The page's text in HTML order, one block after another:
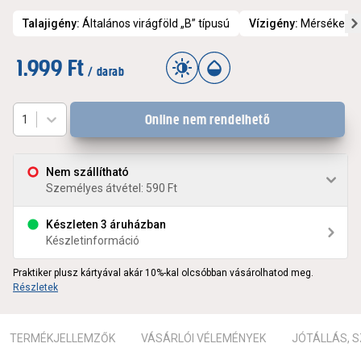
Talajigény: Általános virágföld „B” típusú Vízigény: Mérsékelt
1.999 Ft / darab
Nem szállítható
Személyes átvétel: 590 Ft
Készleten 3 áruházban
Készletinformáció
1 Online nem rendelhető
Praktiker plusz kártyával akár 10%-kal olcsóbban vásárolhatod meg.
Részletek
TERMÉKJELLEMZŐK VÁSÁRLÓI VÉLEMÉNYEK JÓTÁLLÁS,